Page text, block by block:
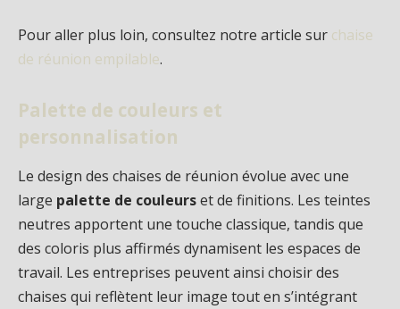
Pour aller plus loin, consultez notre article sur chaise
de réunion empilable.
Palette de couleurs et
personnalisation
Le design des chaises de réunion évolue avec une
large palette de couleurset de finitions. Les teintes
neutres apportent une touche classique, tandis que
des coloris plus affirmés dynamisent les espaces de
travail. Les entreprises peuvent ainsi choisir des
chaises qui reflètent leur image tout en s’intégrant